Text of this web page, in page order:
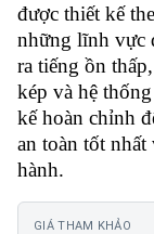
được thiết kế
những lĩnh vực
ra tiếng ồn
kép và hệ
kế hoàn chỉnh
an toàn tốt
hành.
GIÁ THAM KHẢO